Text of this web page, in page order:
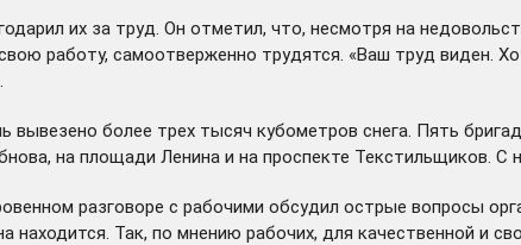
их за труд. Он отметил, что, несмотря на
работу, самоотверженно трудятся. «Ваш труд виден.
вывезено более трех тысяч кубометров снега. Пять
на площади Ленина и на проспекте Текстильщиков. С
разговоре с рабочими обсудил острые вопросы
находится. Так, по мнению рабочих, для качественной